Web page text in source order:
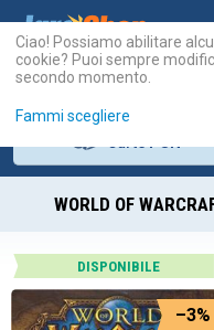
WORLD OF
DISPONIBILE
–3%
Ciao! Possiamo abilitare
cookie? Puoi sempre
secondo momento.
Fammi scegliere